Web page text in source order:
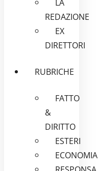
LA
REDAZIONE
EX
DIRETTORI
RUBRICHE
FATTO
&
DIRITTO
ESTERI
ECONOMIA